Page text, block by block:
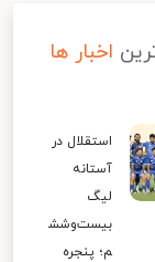
اخبار ها
استقلال در
آستانه
لیگ
بیست‌وشش
م؛ پنجره